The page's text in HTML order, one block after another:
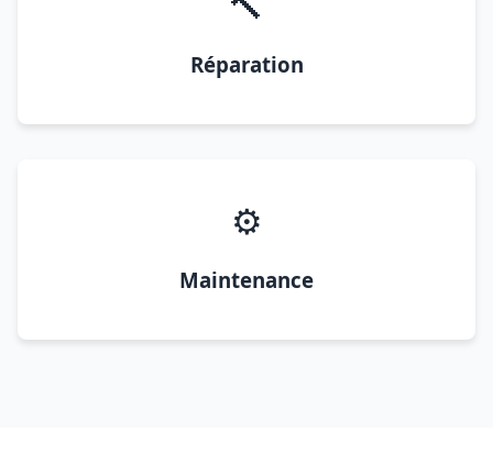
Réparation
⚙️
Maintenance